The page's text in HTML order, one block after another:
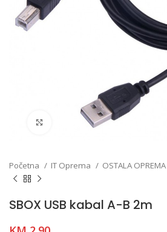
Click to enlarge
Početna IT Oprema OSTALA OPREMA
SBOX USB kabal A-B 2m